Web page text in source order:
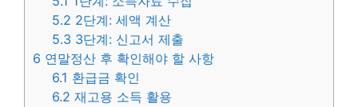
5.2 2단계: 세액 계산
5.3 3단계: 신고서 제출
6 연말정산 후 확인해야 할 사항
6.1 환급금 확인
6.2 재고용 소득 활용